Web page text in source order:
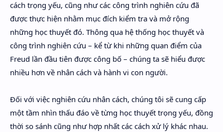
cách trọng yếu, cũng như các công trình nghiên cứu đã
được thực hiện nhằm mục đích kiểm tra và mở rộng
những học thuyết đó. Thông qua hệ thống học thuyết và
công trình nghiên cứu – kể từ khi những quan điểm của
Freud lần đầu tiên được công bố – chúng ta sẽ hiểu được
nhiều hơn về nhân cách và hành vi con người.
Đối với việc nghiên cứu nhân cách, chúng tôi sẽ cung cấp
một tầm nhìn thấu đáo về từng học thuyết trọng yếu, đồng
thời so sánh cũng như hợp nhất các cách xử lý khác nhau.